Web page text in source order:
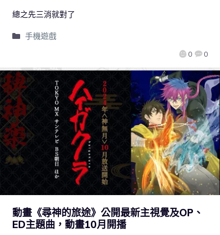
0 0
總之先三消就對了
手機遊戲
動畫《尋神的旅途》公開最新主視覺及OP、
ED主題曲，動畫10月開播